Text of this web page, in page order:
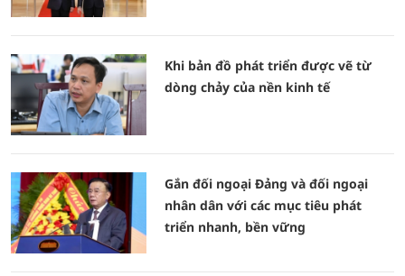
Khi bản đồ phát triển được vẽ từ
dòng chảy của nền kinh tế
Gắn đối ngoại Đảng và đối ngoại
nhân dân với các mục tiêu phát
triển nhanh, bền vững